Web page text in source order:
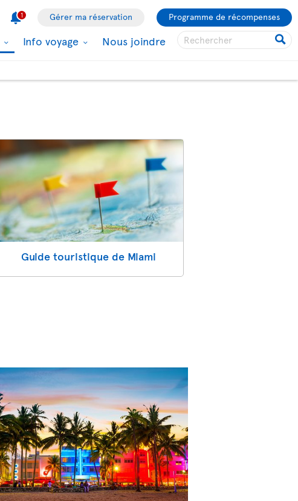
1 Gérer ma réservation Programme de récompenses
Info voyage Nous joindre
Guide touristique de Miami